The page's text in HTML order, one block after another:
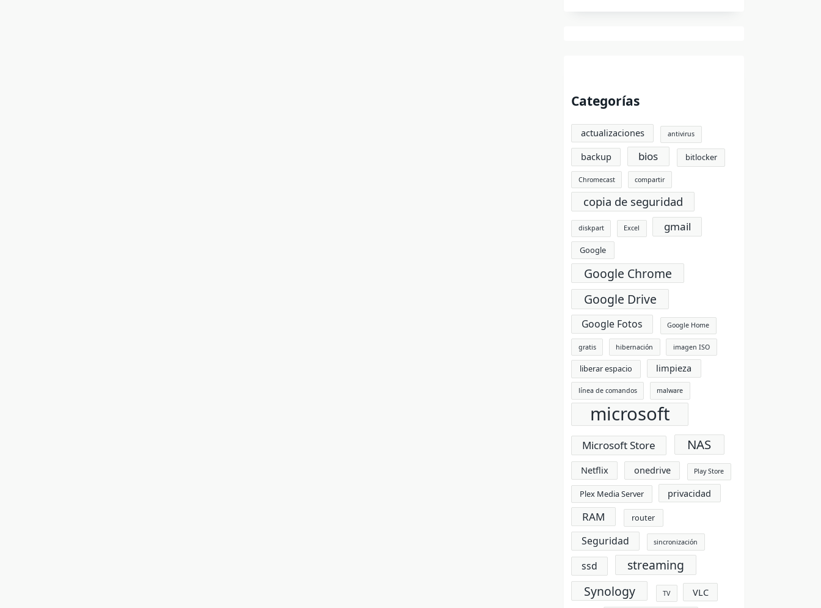
Categorías
actualizaciones antivirus
backup bios bitlocker
Chromecast compartir
copia de seguridad
diskpart Excel gmail
Google
Google Chrome
Google Drive
Google Fotos Google Home
gratis hibernación imagen ISO
liberar espacio limpieza
línea de comandos malware
microsoft
Microsoft Store NAS
Netflix onedrive Play Store
Plex Media Server privacidad
RAM router
Seguridad sincronización
ssd
streaming
Synology
TV VLC